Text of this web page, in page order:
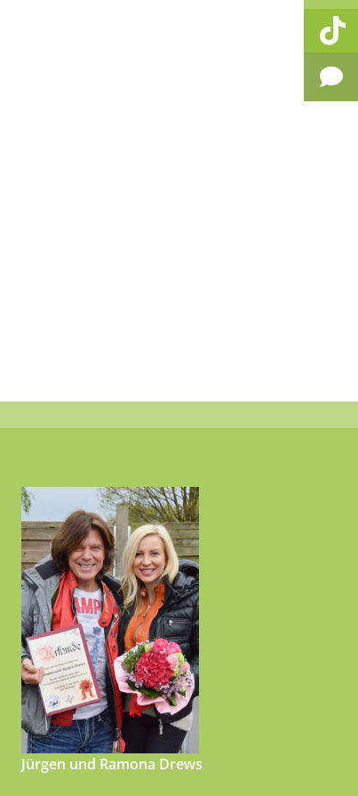
Jürgen und Ramona Drews